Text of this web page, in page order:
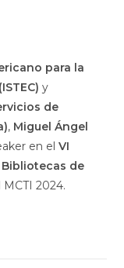
para la
y
de
, Miguel Ángel
en elVI
de
MCTI 2024.